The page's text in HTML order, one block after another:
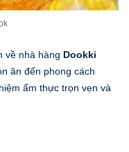
về nhà hàng Dookki
ăn đến phong cách
ẩm thực trọn vẹn và